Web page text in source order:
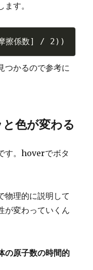
す。
つかるので参考に
色が変わる
す。hoverでボタ
物理的に説明して
が変わっていくん
の原子数の時間的